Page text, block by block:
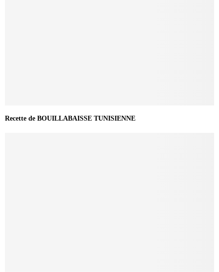
Recette de BOUILLABAISSE TUNISIENNE